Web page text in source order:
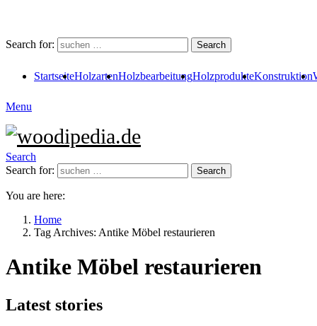
Search for: Search
StartseiteHolzartenHolzbearbeitungHolzprodukteKonstruktion
Menu
Search
Search for:
Search
You are here:
Home
Tag Archives: Antike Möbel restaurieren
Antike Möbel restaurieren
Latest stories